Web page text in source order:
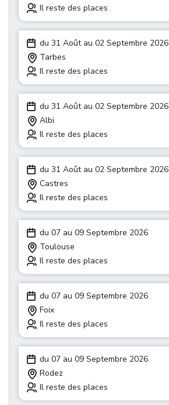
Il reste des places
du 31 Août au 02 Septembre 2026
Tarbes
Il reste des places
du 31 Août au 02 Septembre 2026
Albi
Il reste des places
du 31 Août au 02 Septembre 2026
Castres
Il reste des places
du 07 au 09 Septembre 2026
Toulouse
Il reste des places
du 07 au 09 Septembre 2026
Foix
Il reste des places
du 07 au 09 Septembre 2026
Rodez
Il reste des places